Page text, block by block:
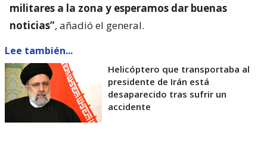
militares a la zona y esperamos dar buenas
noticias”, añadió el general.
Lee también...
Helicóptero que transportaba al
presidente de Irán está
desaparecido tras sufrir un
accidente